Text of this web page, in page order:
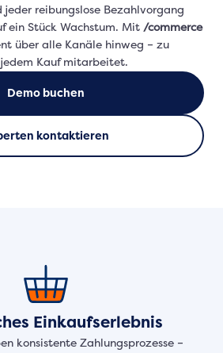
jeder reibungslose Bezahlvorgang
ein Stück Wachstum. Mit /commerce
über alle Kanäle hinweg – zu
Kauf mitarbeitet.
Demo buchen
kontaktieren
Einkaufserlebnis
konsistente Zahlungsprozesse –